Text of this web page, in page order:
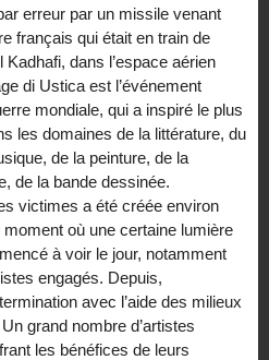
erreur par un missile venant
français qui était en train de
Kadhafi, dans l’espace aérien
di Ustica est l’événement
mondiale, qui a inspiré le plus
les domaines de la littérature, du
de la peinture, de la
de la bande dessinée.
victimes a été créée environ
où une certaine lumière
à voir le jour, notamment
engagés. Depuis,
avec l’aide des milieux
grand nombre d’artistes
les bénéfices de leurs